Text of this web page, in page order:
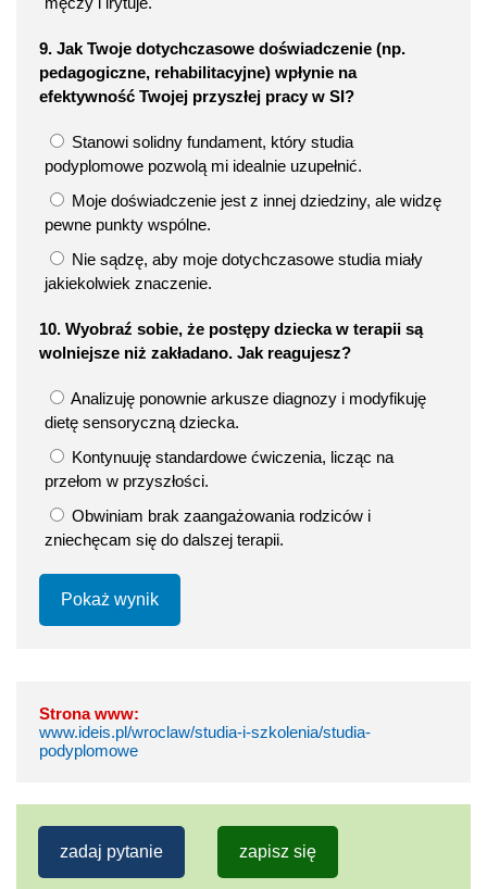
9. Jak Twoje dotychczasowe doświadczenie (np.
pedagogiczne, rehabilitacyjne) wpłynie na
efektywność Twojej przyszłej pracy w SI?
Stanowi solidny fundament, który studia
podyplomowe pozwolą mi idealnie uzupełnić.
Moje doświadczenie jest z innej dziedziny, ale widzę
pewne punkty wspólne.
Nie sądzę, aby moje dotychczasowe studia miały
jakiekolwiek znaczenie.
10. Wyobraź sobie, że postępy dziecka w terapii są
wolniejsze niż zakładano. Jak reagujesz?
Analizuję ponownie arkusze diagnozy i modyfikuję
dietę sensoryczną dziecka.
Kontynuuję standardowe ćwiczenia, licząc na
przełom w przyszłości.
Obwiniam brak zaangażowania rodziców i
zniechęcam się do dalszej terapii.
Pokaż wynik
Strona www:
www.ideis.pl/wroclaw/studia-i-szkolenia/studia-
podyplomowe
zadaj pytanie zapisz się